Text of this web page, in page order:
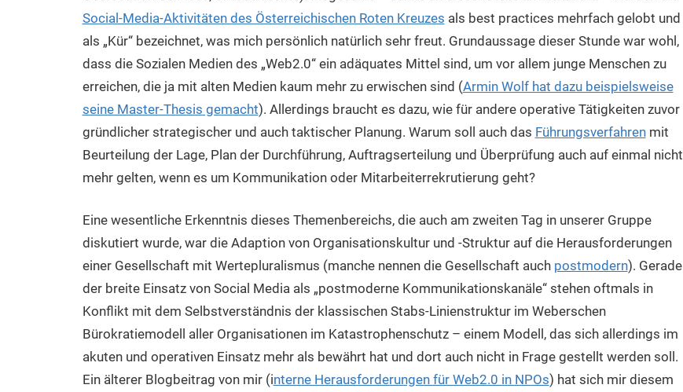
Social-Media-Aktivitäten des Österreichischen Roten Kreuzes als best practices mehrfach gelobt und
als „Kür“ bezeichnet, was mich persönlich natürlich sehr freut. Grundaussage dieser Stunde war wohl,
dass die Sozialen Medien des „Web2.0“ ein adäquates Mittel sind, um vor allem junge Menschen zu
erreichen, die ja mit alten Medien kaum mehr zu erwischen sind (Armin Wolf hat dazu beispielsweise
seine Master-Thesis gemacht). Allerdings braucht es dazu, wie für andere operative Tätigkeiten zuvor
gründlicher strategischer und auch taktischer Planung. Warum soll auch das Führungsverfahrenmit
Beurteilung der Lage, Plan der Durchführung, Auftragserteilung und Überprüfung auch auf einmal nicht
mehr gelten, wenn es um Kommunikation oder Mitarbeiterrekrutierung geht?
Eine wesentliche Erkenntnis dieses Themenbereichs, die auch am zweiten Tag in unserer Gruppe
diskutiert wurde, war die Adaption von Organisationskultur und -Struktur auf die Herausforderungen
einer Gesellschaft mit Wertepluralismus (manche nennen die Gesellschaft auch postmodern). Gerade
der breite Einsatz von Social Media als „postmoderne Kommunikationskanäle“ stehen oftmals in
Konflikt mit dem Selbstverständnis der klassischen Stabs-Linienstruktur im Weberschen
Bürokratiemodell aller Organisationen im Katastrophenschutz – einem Modell, das sich allerdings im
akuten und operativen Einsatz mehr als bewährt hat und dort auch nicht in Frage gestellt werden soll.
Ein älterer Blogbeitrag von mir (interne Herausforderungen für Web2.0 in NPOs) hat sich mir diesem